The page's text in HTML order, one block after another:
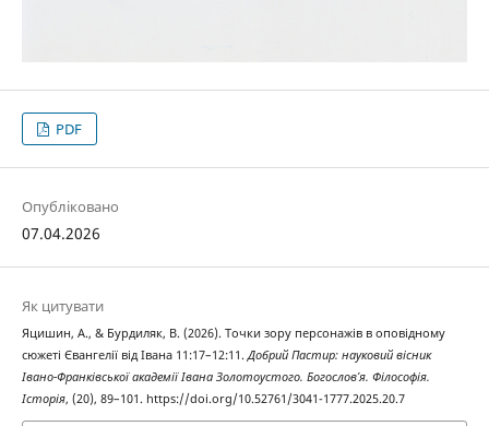
PDF
Опубліковано
07.04.2026
Як цитувати
Яцишин, А., & Бурдиляк, В. (2026). Точки зору персонажів в оповідному
сюжеті Євангелії від Івана 11:17–12:11. Добрий Пастир: науковий вісник
Івано-Франківської академії Івана Золотоустого. Богослов’я. Філософія.
Історія, (20), 89–101. https://doi.org/10.52761/3041-1777.2025.20.7